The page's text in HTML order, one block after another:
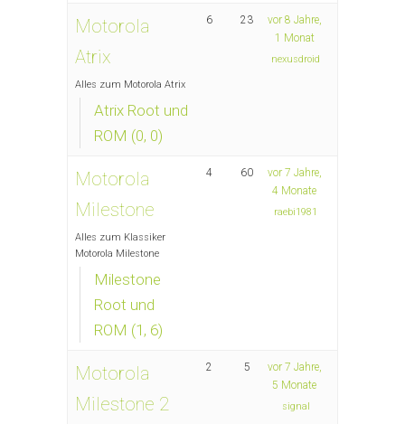
Motorola
Atrix
Alles zum Motorola Atrix
Atrix Root und
ROM (0, 0)
6 23
vor 8 Jahre,
1 Monat
nexusdroid
Motorola
Milestone
Alles zum Klassiker
Motorola Milestone
Milestone
Root und
ROM (1, 6)
4 60
vor 7 Jahre,
4 Monate
raebi1981
Motorola
Milestone 2
2 5
vor 7 Jahre,
5 Monate
signal